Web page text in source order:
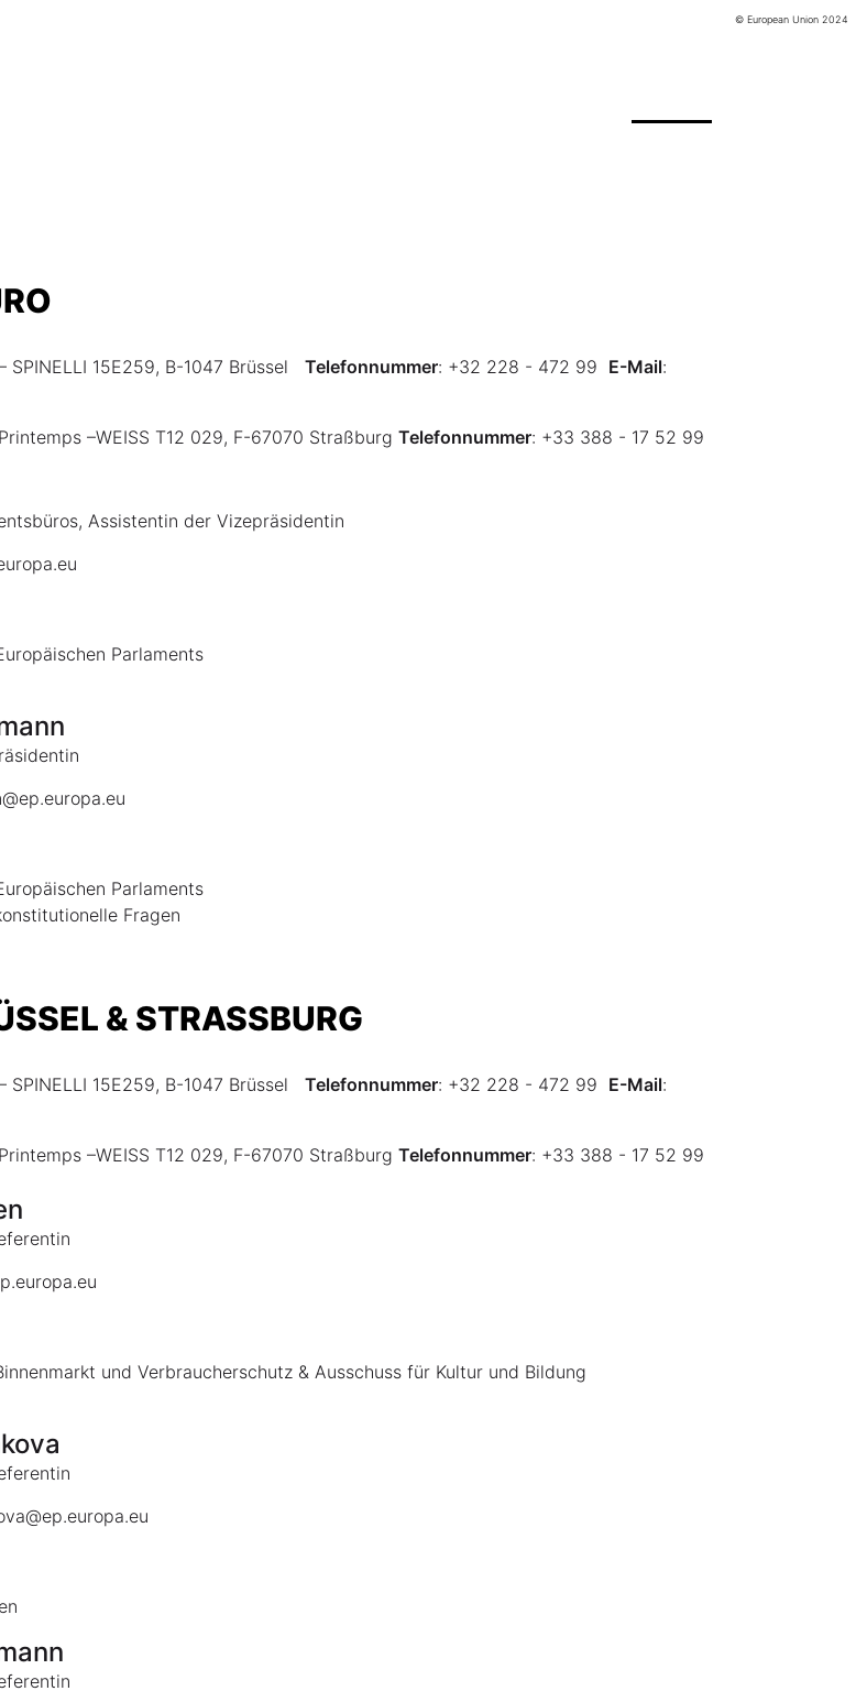
© European Union 2024
SPINELLI 15E259, B-1047 Brüssel Telefonnummer: +32 228 - 472 99 E-Mail:
–WEISS T12 029, F-67070 Straßburg Telefonnummer: +33 388 - 17 52 99
Assistentin der Vizepräsidentin
Parlaments
Parlaments
Fragen
& STRASSBURG
SPINELLI 15E259, B-1047 Brüssel Telefonnummer: +32 228 - 472 99 E-Mail:
–WEISS T12 029, F-67070 Straßburg Telefonnummer: +33 388 - 17 52 99
und Verbraucherschutz & Ausschuss für Kultur und Bildung